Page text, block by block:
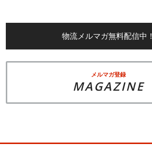
物流メルマガ無料配信中！
メルマガ登録
MAGAZINE